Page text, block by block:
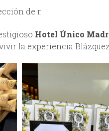
de nuestros
Hotel Único
la experiencia